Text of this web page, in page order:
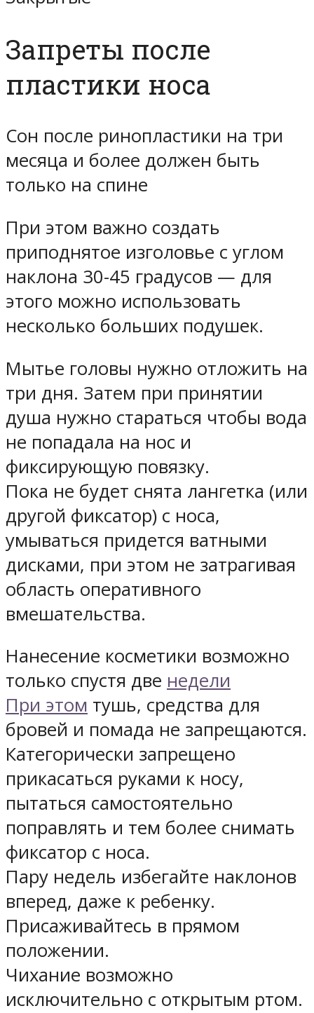
Запреты после
пластики носа
Сон после ринопластики на три
месяца и более должен быть
только на спине
При этом важно создать
приподнятое изголовье с углом
наклона 30-45 градусов — для
этого можно использовать
несколько больших подушек.
Мытье головы нужно отложить на
три дня. Затем при принятии
душа нужно стараться чтобы вода
не попадала на нос и
фиксирующую повязку.
Пока не будет снята лангетка (или
другой фиксатор) с носа,
умываться придется ватными
дисками, при этом не затрагивая
область оперативного
вмешательства.
Нанесение косметики возможно
только спустя две недели
При этом тушь, средства для
бровей и помада не запрещаются.
Категорически запрещено
прикасаться руками к носу,
пытаться самостоятельно
поправлять и тем более снимать
фиксатор с носа.
Пару недель избегайте наклонов
вперед, даже к ребенку.
Присаживайтесь в прямом
положении.
Чихание возможно
исключительно с открытым ртом.